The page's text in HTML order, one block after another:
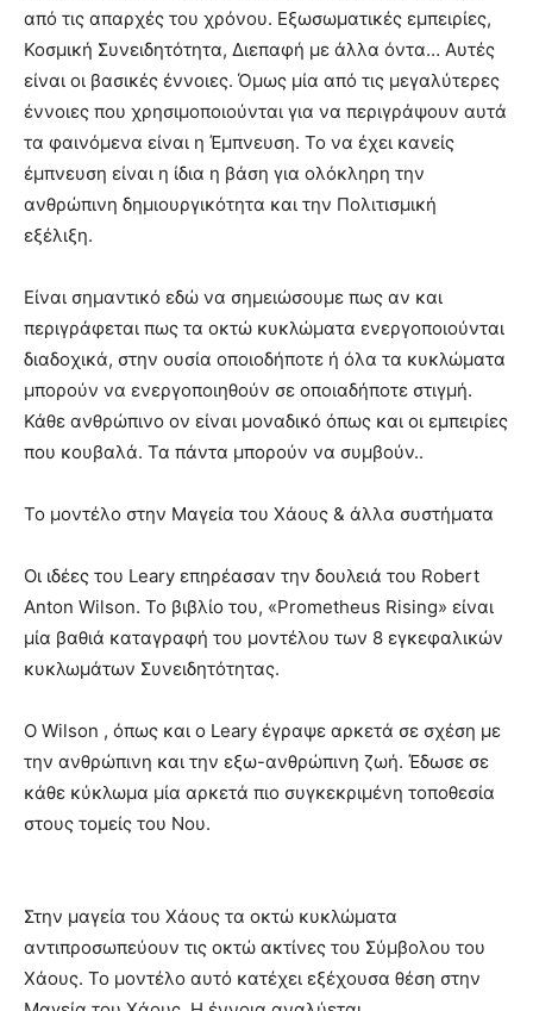
από τις απαρχές του χρόνου. Εξωσωματικές εμπειρίες,
Κοσμική Συνειδητότητα, Διεπαφή με άλλα όντα… Αυτές
είναι οι βασικές έννοιες. Όμως μία από τις μεγαλύτερες
έννοιες που χρησιμοποιούνται για να περιγράψουν αυτά
τα φαινόμενα είναι η Έμπνευση. Το να έχει κανείς
έμπνευση είναι η ίδια η βάση για ολόκληρη την
ανθρώπινη δημιουργικότητα και την Πολιτισμική
εξέλιξη.
Είναι σημαντικό εδώ να σημειώσουμε πως αν και
περιγράφεται πως τα οκτώ κυκλώματα ενεργοποιούνται
διαδοχικά, στην ουσία οποιοδήποτε ή όλα τα κυκλώματα
μπορούν να ενεργοποιηθούν σε οποιαδήποτε στιγμή.
Κάθε ανθρώπινο ον είναι μοναδικό όπως και οι εμπειρίες
που κουβαλά. Τα πάντα μπορούν να συμβούν..
Το μοντέλο στην Μαγεία του Χάους & άλλα συστήματα
Οι ιδέες του Leary επηρέασαν την δουλειά του Robert
Anton Wilson. Το βιβλίο του, «Prometheus Rising» είναι
μία βαθιά καταγραφή του μοντέλου των 8 εγκεφαλικών
κυκλωμάτων Συνειδητότητας.
Ο Wilson , όπως και ο Leary έγραψε αρκετά σε σχέση με
την ανθρώπινη και την εξω-ανθρώπινη ζωή. Έδωσε σε
κάθε κύκλωμα μία αρκετά πιο συγκεκριμένη τοποθεσία
στους τομείς του Νου.
Στην μαγεία του Χάους τα οκτώ κυκλώματα
αντιπροσωπεύουν τις οκτώ ακτίνες του Σύμβολου του
Χάους. Το μοντέλο αυτό κατέχει εξέχουσα θέση στην